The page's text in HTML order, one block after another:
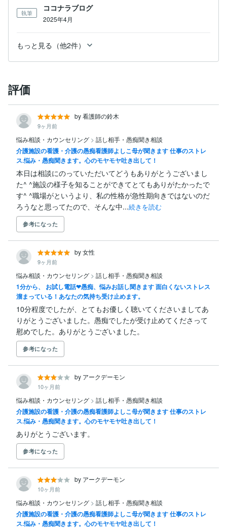
執筆
ココナラブログ
2025年4月
もっと見る（他2件）
評価
by 看護師の鈴木
9ヶ月前
悩み相談・カウンセリング > 話し相手・愚痴聞き相談
介護施設の看護・介護の愚痴看護師よしこ母が聞きます 仕事のストレ
ス.悩み・愚痴聞きます。心のモヤモヤ吐き出して！
本日は相談にのっていただいてどうもありがとうございまし
た^ ^施設の様子を知ることができてとてもありがたかったで
す^ ^職場がというより、私の性格が急性期向きではないのだ
ろうなと思ってたので、そんな中...続きを読む
参考になった
by 女性
9ヶ月前
悩み相談・カウンセリング > 話し相手・愚痴聞き相談
1分から、 お試し電話❤︎愚痴、悩みお話し聞きます 面白くないストレス
溜まっている！あなたの気持ち受け止めます。
10分程度でしたが、とてもお優しく聴いてくださいましてあ
りがとうございました。愚痴でしたが受け止めてくださって
慰めでした。ありがとうございました。
参考になった
by アークデーモン
10ヶ月前
悩み相談・カウンセリング > 話し相手・愚痴聞き相談
介護施設の看護・介護の愚痴看護師よしこ母が聞きます 仕事のストレ
ス.悩み・愚痴聞きます。心のモヤモヤ吐き出して！
ありがとうございます。
参考になった
by アークデーモン
10ヶ月前
悩み相談・カウンセリング > 話し相手・愚痴聞き相談
介護施設の看護・介護の愚痴看護師よしこ母が聞きます 仕事のストレ
ス.悩み・愚痴聞きます。心のモヤモヤ吐き出して！